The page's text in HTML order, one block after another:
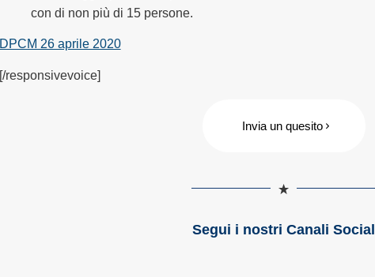
con di non più di 15 persone.
DPCM 26 aprile 2020
[/responsivevoice]
Invia un quesito
Segui i nostri Canali Social